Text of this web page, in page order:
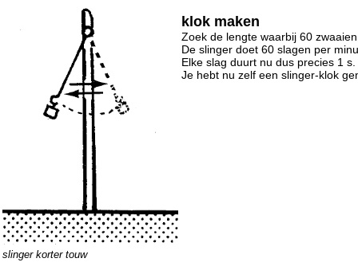
slinger korter touw
klok maken
Zoek de lengte waarbij 60
De slinger doet 60 slagen per
Elke slag duurt nu dus precies 1 s.
Je hebt nu zelf een slinger-klok